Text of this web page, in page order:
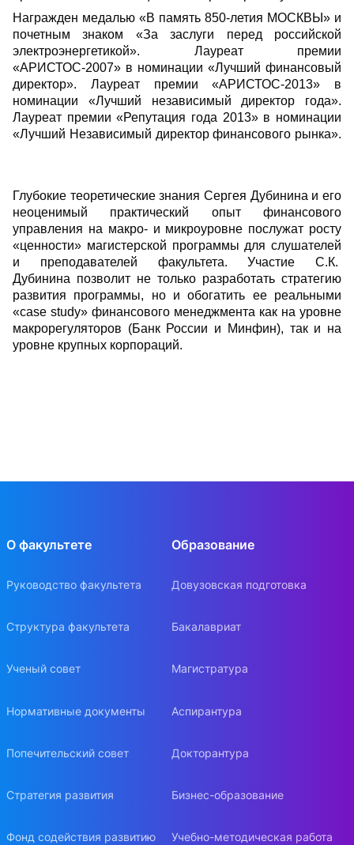
Награжден медалью «В память 850-летия МОСКВЫ» и
почетным знаком «За заслуги перед российской
электроэнергетикой». Лауреат премии
«АРИСТОС-2007» в номинации «Лучший финансовый
директор». Лауреат премии «АРИСТОС-2013» в
номинации «Лучший независимый директор года».
Лауреат премии «Репутация года 2013» в номинации
«Лучший Независимый директор финансового рынка».
Глубокие теоретические знания Сергея Дубинина и его
неоценимый практический опыт финансового
управления на макро- и микроуровне послужат росту
«ценности» магистерской программы для слушателей
и преподавателей факультета. Участие С.К.
Дубинина позволит не только разработать стратегию
развития программы, но и обогатить ее реальными
«case study» финансового менеджмента как на уровне
макрорегуляторов (Банк России и Минфин), так и на
уровне крупных корпораций.
О факультете
Руководство факультета
Структура факультета
Ученый совет
Нормативные документы
Попечительский совет
Стратегия развития
Фонд содействия развитию
Образование
Довузовская подготовка
Бакалавриат
Магистратура
Аспирантура
Докторантура
Бизнес-образование
Учебно-методическая работа